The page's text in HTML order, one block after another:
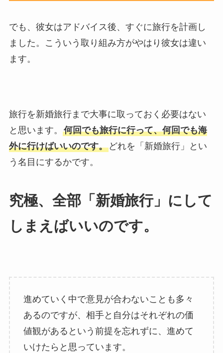
でも、彼女はアドバイス後、すぐに旅行を計画し
ました。こういう取り組み方がやはり彼女は違い
ます。
旅行を新婚旅行まで大事に取っておく必要はない
と思います。 何回でも旅行に行って、何回でも海
外に行けばいいのです。どれを「新婚旅行」とい
う名目にするかです。
究極、全部「新婚旅行」にして
しまえばいいのです。
進めていく中で意見が合わないことも多々
あるのですが、相手と自分はそれぞれの価
値観があるという前提を忘れずに、進めて
いけたらと思っています。